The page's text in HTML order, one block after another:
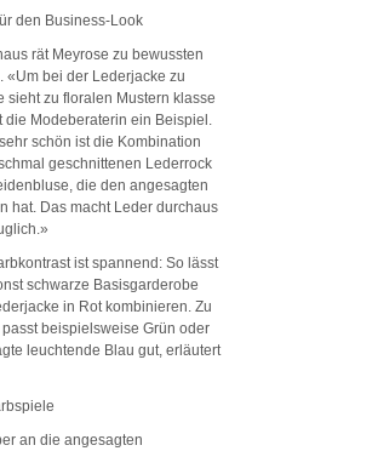
den Business-Look
rät Meyrose zu bewussten
«Um bei der Lederjacke zu
sieht zu floralen Mustern klasse
die Modeberaterin ein Beispiel.
schön ist die Kombination
geschnittenen Lederrock
die den angesagten
hat. Das macht Leder durchaus
ist spannend: So lässt
schwarze Basisgarderobe
in Rot kombinieren. Zu
beispielsweise Grün oder
leuchtende Blau gut, erläutert
an die angesagten